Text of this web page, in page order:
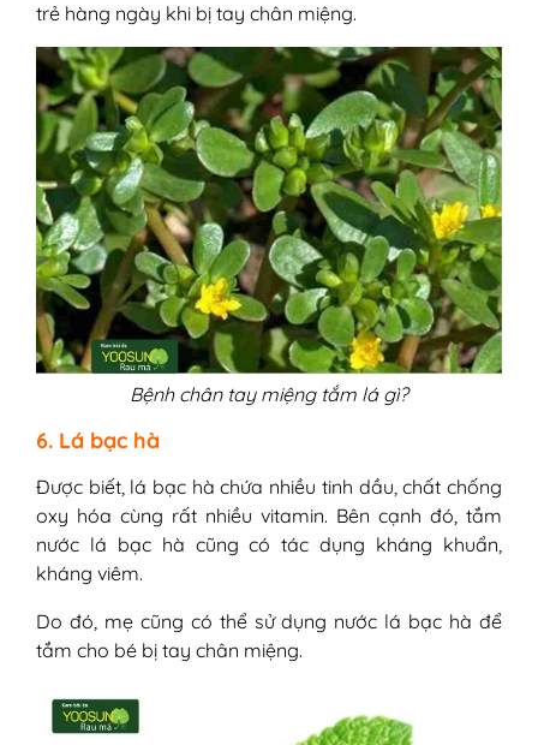
trẻ hàng ngày khi bị tay chân miệng.
Bệnh chân tay miệng tắm lá gì?
6. Lá bạc hà
Được biết, lá bạc hà chứa nhiều tinh dầu, chất chống
oxy hóa cùng rất nhiều vitamin. Bên cạnh đó, tắm
nước lá bạc hà cũng có tác dụng kháng khuẩn,
kháng viêm.
Do đó, mẹ cũng có thể sử dụng nước lá bạc hà để
tắm cho bé bị tay chân miệng.